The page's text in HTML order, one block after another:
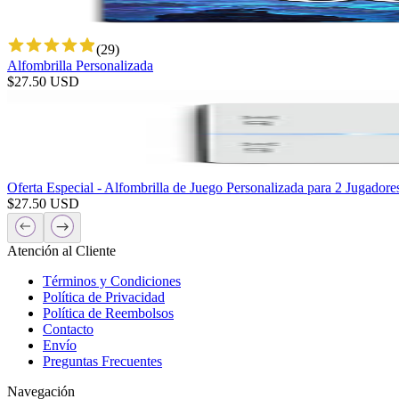
(29)
Alfombrilla Personalizada
$27.50 USD
Oferta Especial - Alfombrilla de Juego Personalizada para 2
$27.50 USD
Atención al Cliente
Términos y Condiciones
Política de Privacidad
Política de Reembolsos
Contacto
Envío
Preguntas Frecuentes
Navegación